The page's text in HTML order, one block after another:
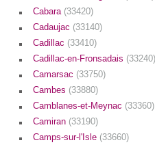
Cabara (33420)
Cadaujac (33140)
Cadillac (33410)
Cadillac-en-Fronsadais (33240)
Camarsac (33750)
Cambes (33880)
Camblanes-et-Meynac (33360)
Camiran (33190)
Camps-sur-l'Isle (33660)